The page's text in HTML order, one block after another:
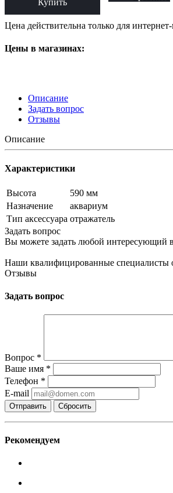
Купить
Цена действительна только для
Цены в магазинах:
Описание
Задать вопрос
Отзывы
Описание
Характеристики
Высота
590 мм
Назначение
аквариум
Тип аксессуара отражатель
Задать вопрос
Вы можете задать любой интересующий
Наши квалифицированные специалисты
Отзывы
Задать вопрос
Вопрос *
Ваше имя *
Телефон *
E-mail
Сбросить
Рекомендуем